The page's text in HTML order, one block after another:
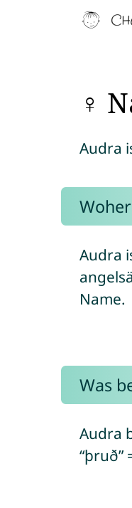
♀
Audra
Audra
Name.
Was
Audra
“þruð”